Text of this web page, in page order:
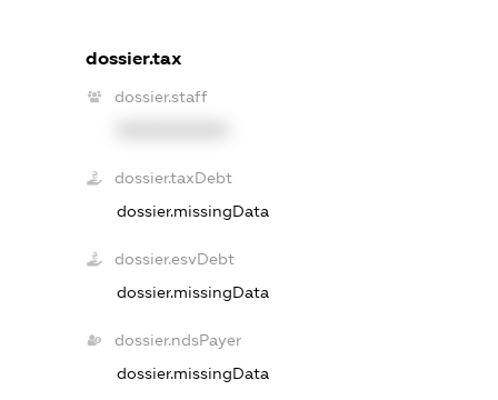
dossier.tax
dossier.staff
dossier.taxDebt
dossier.missingData
dossier.esvDebt
dossier.missingData
dossier.ndsPayer
dossier.missingData